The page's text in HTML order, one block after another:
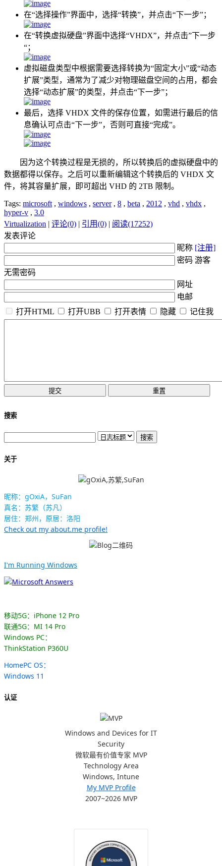
在“选择操作”界面中，选择“转换”，并点击“下一步”；
在“转换虚拟硬盘”界面中选择“VHDX”，并点击”下一步
“；
虚拟磁盘类型中根据需要选择转换为“固定大小”或“动态
扩展”类型，通常为了减少对物理磁盘空间的占用，都会
选择“动态扩展”的类型，并点击“下一步”；
最后，选择 VHDX 文件的保存位置，如需进行最后的信
息确认可点击“下一步”，否则可直接“完成”。
因为这个转换过程是无损的，所以转换后的虚拟硬盘中的
数据都得以保存。之后可以重新编辑这个转换后的 VHDX 文
件，将其容量扩展，即可超出 VHD 的 2TB 限制。
Tags: microsoft, windows , server, 8 , beta , 2012 , vhd , vhdx ,
hyper-v , 3.0
Virtualization | 评论(0) | 引用(0) | 阅读(17252)
发表评论
昵称 [注册]
密码 游客
无需密码
网址
电邮
打开HTML
打开UBB 打开表情 隐藏 记住我
搜索
关于
昵称：gOxiA，SuFan
真名：苏繁（苏凡）
居住：郑州，原居：洛阳
Check out my about.me profile!
I'm Running Windows
移动5G：iPhone 12 Pro
联通5G：MI 14 Pro
Windows PC：
ThinkStation P360U
HomePC OS：
Windows 11
认证
Windows and Devices for IT
Security
微软最有价值专家 MVP
Technology Area
Windows, Intune
My MVP Profile
2007~2026 MVP